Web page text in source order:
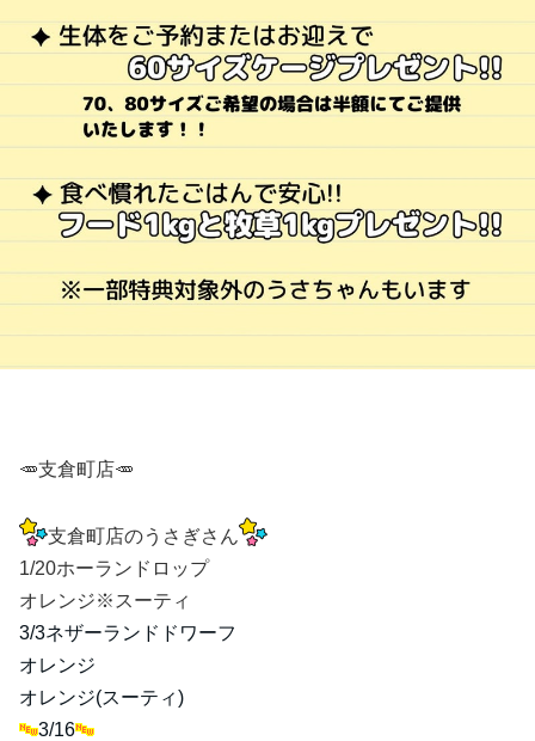
🥕支倉町店🥕
支倉町店のうさぎさん
1/20ホーランドロップ
オレンジ※スーティ
3/3ネザーランドドワーフ
オレンジ
オレンジ(スーティ)
3/16